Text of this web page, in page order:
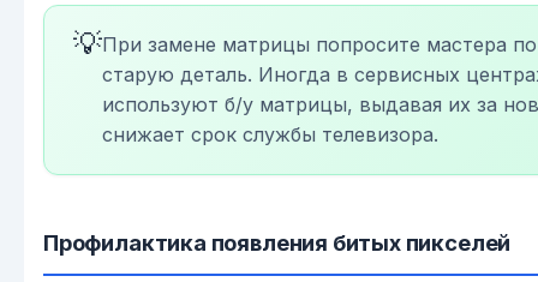
💡При замене матрицы попросите мастера
старую деталь. Иногда в сервисных
используют б/у матрицы, выдавая их за
снижает срок службы телевизора.
Профилактика появления битых пикселей